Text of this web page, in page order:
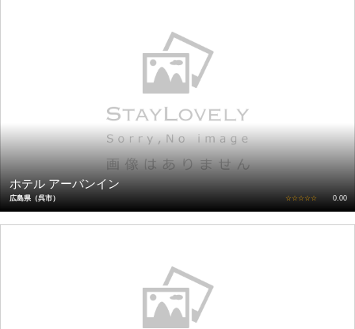
ホテル アーバンイン
広島県（呉市） ☆☆☆☆☆ 0.00